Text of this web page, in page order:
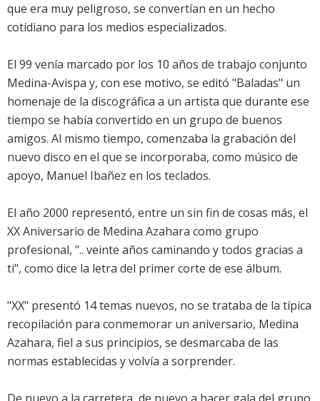
que era muy peligroso, se convertían en un hecho
cotidiano para los medios especializados.
El 99 venía marcado por los 10 años de trabajo conjunto
Medina-Avispa y, con ese motivo, se editó "Baladas" un
homenaje de la discográfica a un artista que durante ese
tiempo se había convertido en un grupo de buenos
amigos. Al mismo tiempo, comenzaba la grabación del
nuevo disco en el que se incorporaba, como músico de
apoyo, Manuel Ibañez en los teclados.
El año 2000 representó, entre un sin fin de cosas más, el
XX Aniversario de Medina Azahara como grupo
profesional, ".. veinte años caminando y todos gracias a
ti", como dice la letra del primer corte de ese álbum.
"XX" presentó 14 temas nuevos, no se trataba de la típica
recopilación para conmemorar un aniversario, Medina
Azahara, fiel a sus principios, se desmarcaba de las
normas establecidas y volvía a sorprender.